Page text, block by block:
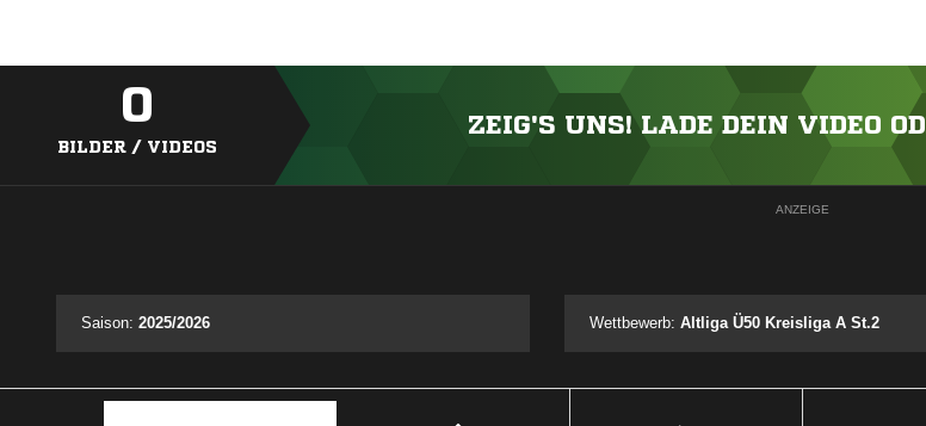
0
BILDER / VIDEOS
ZEIG'S UNS! LADE DEIN VIDEO
ANZEIGE
Saison: 2025/2026 Wettbewerb:Altliga Ü50 Kreisliga A St.2